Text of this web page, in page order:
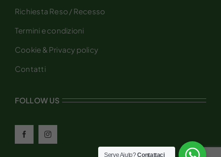
Richiesta Reso / Recesso
Termini e condizioni
Cookie & Privacy policy
Contatti
FOLLOW US
Serve Aiuto?Contattaci